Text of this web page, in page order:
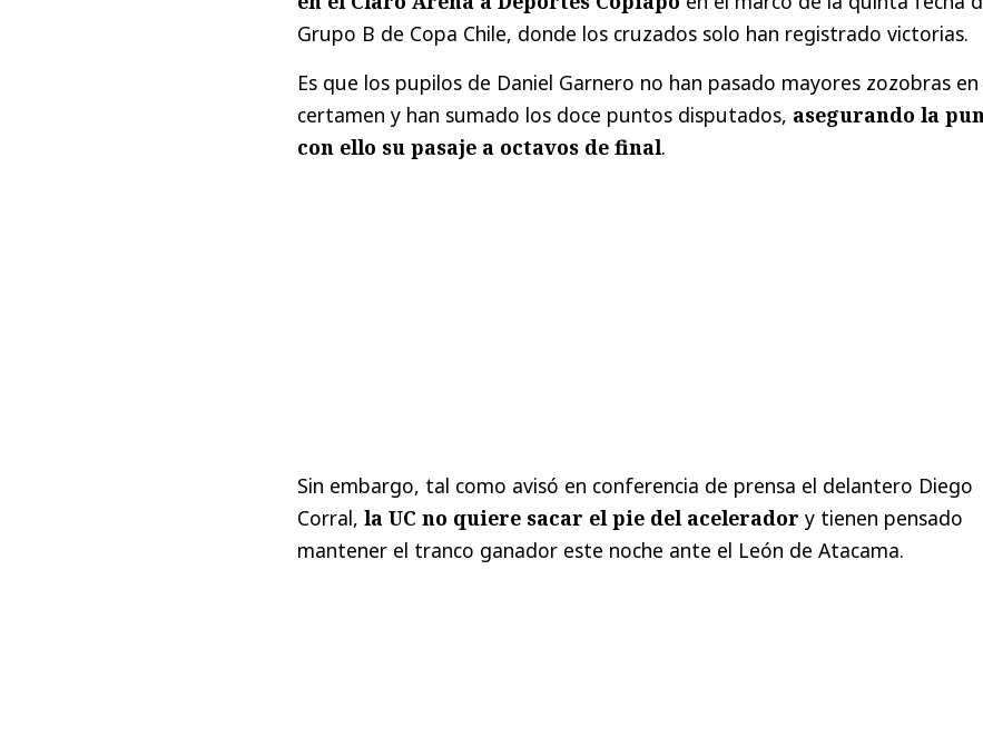
Grupo B de Copa Chile, donde los cruzados solo han registrado victorias.
Es que los pupilos de Daniel Garnero no han pasado mayores zozobras en
certamen y han sumado los doce puntos disputados, asegurando la
con ello su pasaje a octavos de final.
Sin embargo, tal como avisó en conferencia de prensa el delantero Diego
Corral, la UC no quiere sacar el pie del acelerador y tienen pensado
mantener el tranco ganador este noche ante el León de Atacama.